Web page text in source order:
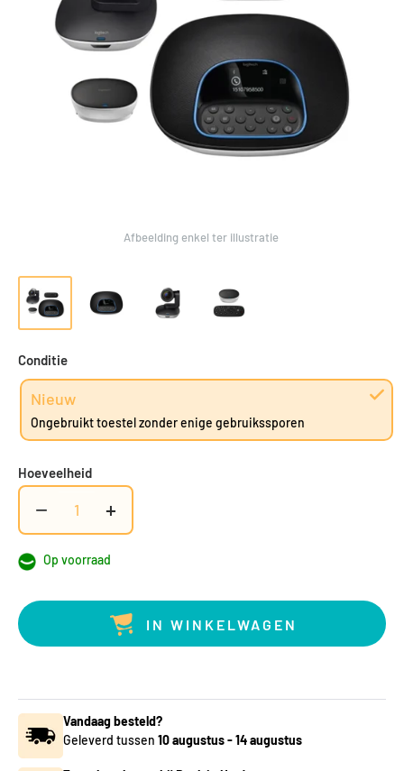
Afbeelding enkel ter illustratie
Conditie
Nieuw
Ongebruikt toestel zonder enige gebruikssporen
Hoeveelheid
− +
Op voorraad
IN WINKELWAGEN
Vandaag besteld?
Geleverd tussen 10 augustus-14 augustus